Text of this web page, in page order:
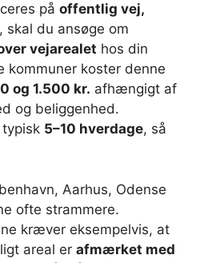
på offentlig vej,
, skal du ansøge om
vejarealet hos din
kommuner koster denne
og 1.500 kr. afhængigt af
og beliggenhed.
5–10 hverdage, så
Aarhus, Odense
ofte strammere.
kræver eksempelvis, at
areal er afmærket med